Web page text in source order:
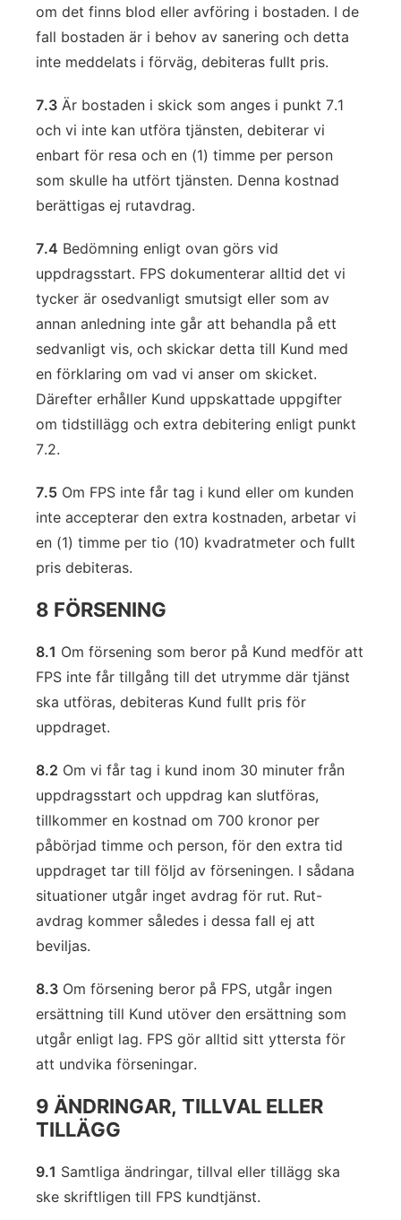
om det finns blod eller avföring i bostaden. I de
fall bostaden är i behov av sanering och detta
inte meddelats i förväg, debiteras fullt pris.
7.3 Är bostaden i skick som anges i punkt 7.1
och vi inte kan utföra tjänsten, debiterar vi
enbart för resa och en (1) timme per person
som skulle ha utfört tjänsten. Denna kostnad
berättigas ej rutavdrag.
7.4 Bedömning enligt ovan görs vid
uppdragsstart. FPS dokumenterar alltid det vi
tycker är osedvanligt smutsigt eller som av
annan anledning inte går att behandla på ett
sedvanligt vis, och skickar detta till Kund med
en förklaring om vad vi anser om skicket.
Därefter erhåller Kund uppskattade uppgifter
om tidstillägg och extra debitering enligt punkt
7.2.
7.5 Om FPS inte får tag i kund eller om kunden
inte accepterar den extra kostnaden, arbetar vi
en (1) timme per tio (10) kvadratmeter och fullt
pris debiteras.
8 FÖRSENING
8.1 Om försening som beror på Kund medför att
FPS inte får tillgång till det utrymme där tjänst
ska utföras, debiteras Kund fullt pris för
uppdraget.
8.2 Om vi får tag i kund inom 30 minuter från
uppdragsstart och uppdrag kan slutföras,
tillkommer en kostnad om 700 kronor per
påbörjad timme och person, för den extra tid
uppdraget tar till följd av förseningen. I sådana
situationer utgår inget avdrag för rut. Rut-
avdrag kommer således i dessa fall ej att
beviljas.
8.3 Om försening beror på FPS, utgår ingen
ersättning till Kund utöver den ersättning som
utgår enligt lag. FPS gör alltid sitt yttersta för
att undvika förseningar.
9 ÄNDRINGAR, TILLVAL ELLER
TILLÄGG
9.1 Samtliga ändringar, tillval eller tillägg ska
ske skriftligen till FPS kundtjänst.